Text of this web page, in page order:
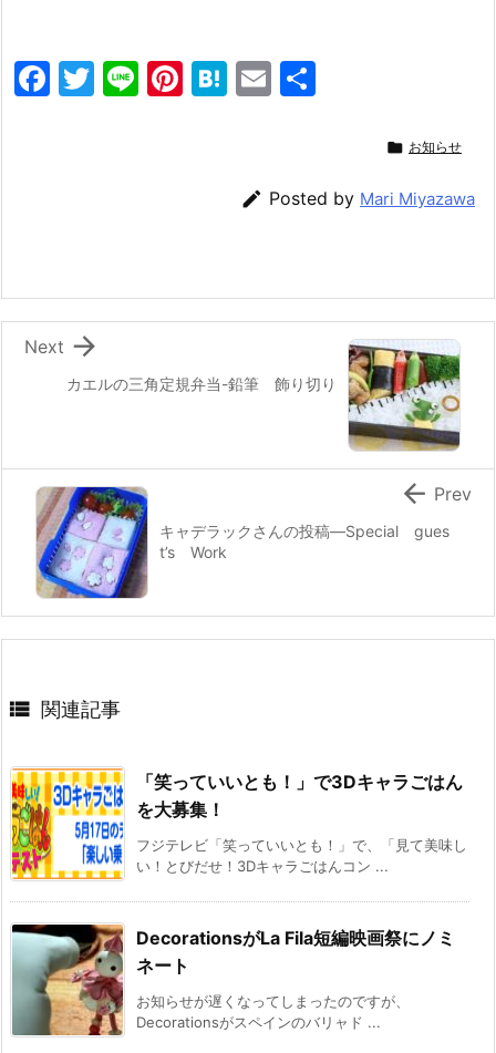
F
o
k
T
Li Pi H
a
E
l
 お知らせ
 Posted by Mari Miyazawa
カエルの三角定規弁当-鉛筆 飾り切り

Next
キャデラックさんの投稿—Special gues
t’s Work
 Prev
 関連記事
「笑っていいとも！」で3Dキャラごはん
を大募集！
フジテレビ「笑っていいとも！」で、「見て美味し
い！とびだせ！3Dキャラごはんコン ...
DecorationsがLa Fila短編映画祭にノミ
ネート
お知らせが遅くなってしまったのですが、
Decorationsがスペインのバリャド ...